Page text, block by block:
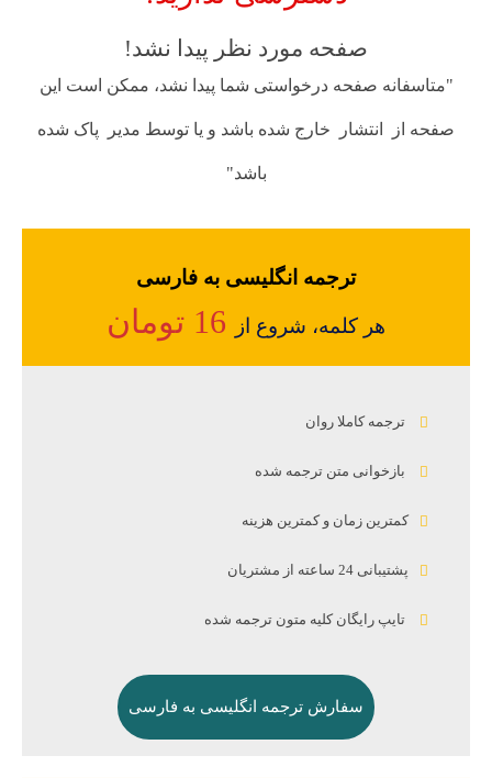
صفحه مورد نظر پیدا نشد!
"متاسفانه صفحه درخواستی شما پیدا نشد، ممکن است این
صفحه از انتشار خارج شده باشد و یا توسط مدیر پاک شده
باشد"
ترجمه انگلیسی به فارسی
هر کلمه، شروع از
ترجمه کاملا روان
بازخوانی متن ترجمه شده
کمترین زمان و کمترین هزینه
پشتیبانی 24 ساعته از مشتریان
تایپ رایگان کلیه متون ترجمه شده
سفارش ترجمه انگلیسی به فارسی